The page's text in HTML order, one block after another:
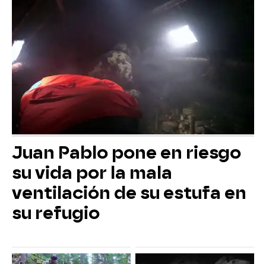
Juan Pablo pone en riesgo
su vida por la mala
ventilación de su estufa en
su refugio